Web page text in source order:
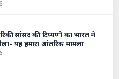
सांसद की टिप्पणी का भारत ने
यह हमारा आंतरिक मामला